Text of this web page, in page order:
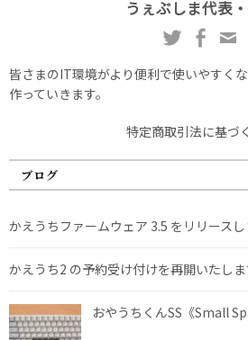
うぇぶしま代表
皆さまのIT環境がより便利で使いやすく
作っていきます。
特定商取引法に基づ
ブログ
かえうちファームウェア 3.5 をリリース
かえうち2 の予約受け付けを再開いたし
おやうちくんSS《Small